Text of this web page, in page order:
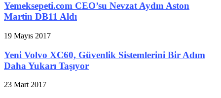
Yemeksepeti.com CEO’su Nevzat Aydın Aston
Martin DB11 Aldı
19 Mayıs 2017
Yeni Volvo XC60, Güvenlik Sistemlerini Bir Adım
Daha Yukarı Taşıyor
23 Mart 2017